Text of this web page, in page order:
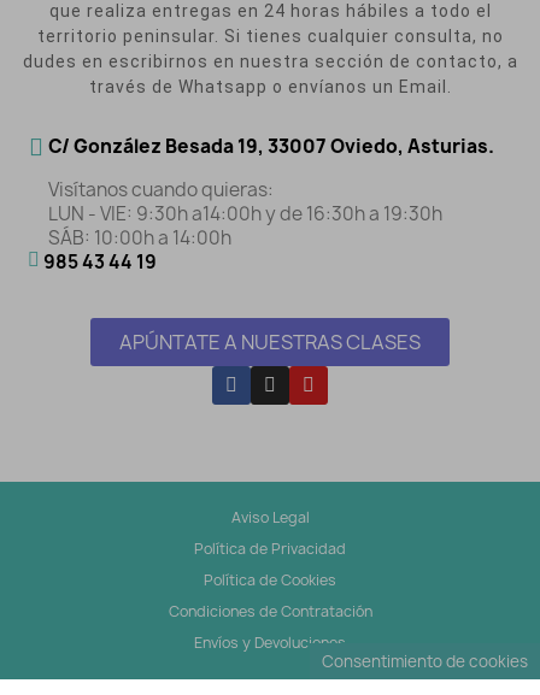
que realiza entregas en 24 horas hábiles a todo el
territorio peninsular. Si tienes cualquier consulta, no
dudes en escribirnos en nuestra sección de contacto, a
través de Whatsapp o envíanos un Email.
C/ González Besada 19, 33007 Oviedo, Asturias.
Visítanos cuando quieras:
LUN - VIE: 9:30h a14:00h y de 16:30h a 19:30h
SÁB: 10:00h a 14:00h
985 43 44 19
APÚNTATE A NUESTRAS CLASES
Aviso Legal
Política de Privacidad
Política de Cookies
Condiciones de Contratación
Envíos y Devoluciones
Consentimiento de cookies